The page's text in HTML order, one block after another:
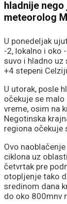
hladnije
meteorolog
U ponedeljak
-2, lokalno i oko
suvo i hladno uz
+4 stepeni
U utorak, posle
očekuje se
vreme, osim na
Negotinska
regiona očekuje
Ovo
ciklona uz
četvrtak pre
otopljenje tako
sredinom dana
do oko 800mnv